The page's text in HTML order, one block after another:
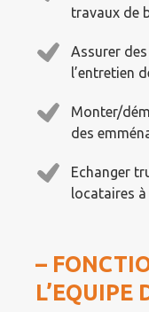
travaux de
Assurer
l’entretien
Monter/
des
Echanger
locataires
–
L’EQUIPE